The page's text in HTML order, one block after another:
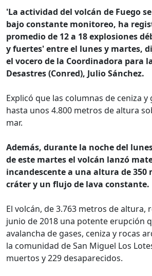
'La actividad del volcán de Fuego
bajo constante monitoreo, ha
promedio de 12 a 18 explosiones
y fuertes' entre el lunes y martes,
el vocero de la Coordinadora para
Desastres (Conred), Julio Sánchez.
Explicó que las columnas de ceniza y
hasta unos 4.800 metros de altura
mar.
Además, durante la noche del
de este martes el volcán lanzó
incandescente a una altura de 350
cráter y un flujo de lava constante.
El volcán, de 3.763 metros de altura,
junio de 2018 una potente erupción
avalancha de gases, ceniza y rocas
la comunidad de San Miguel Los
muertos y 229 desaparecidos.